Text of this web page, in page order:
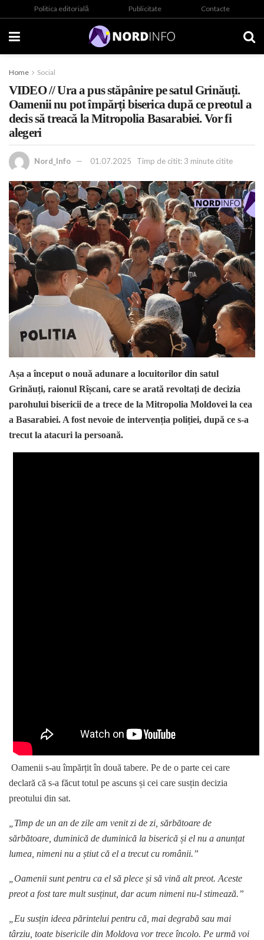
Politica editorială Publicitate Contacte
Home Social
VIDEO // Ura a pus stăpânire pe satul Grinăuți.
Oamenii nu pot împărți biserica după ce preotul a
decis să treacă la Mitropolia Basarabiei. Vor fi
alegeri
Nord_Info 01.07.2025 Timp de citit: 3 minute citite
Așa a început o nouă adunare a locuitorilor din satul
Grinăuți, raionul Rîșcani, care se arată revoltați de decizia
parohului bisericii de a trece de la Mitropolia Moldovei la cea
a Basarabiei. A fost nevoie de intervenția poliției, după ce s-a
trecut la atacuri la persoană.
Oamenii s-au împărțit în două tabere. Pe de o parte cei care
declară că s-a făcut totul pe ascuns și cei care susțin decizia
preotului din sat.
„Timp de un an de zile am venit zi de zi, sărbătoare de
sărbătoare, duminică de duminică la biserică și el nu a anunțat
lumea, nimeni nu a știut că el a trecut cu românii.”
„Oamenii sunt pentru ca el să plece și să vină alt preot. Aceste
preot a fost tare mult susținut, dar acum nimeni nu-l stimează.”
„Eu susțin ideea părintelui pentru că, mai degrabă sau mai
târziu, toate bisericile din Moldova vor trece încolo. Pe urmă voi